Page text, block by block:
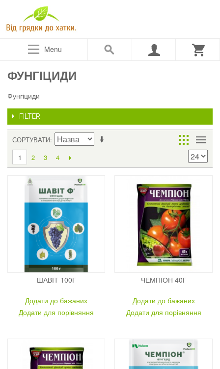
Menu
ФУНГІЦИДИ
Фунгіциди
FILTER
СОРТУВАТИ
1
2 3 4
ШАВІТ 100Г
Додати до бажаних
Додати для порівняння
ЧЕМПІОН 40Г
Додати до бажаних
Додати для порівняння